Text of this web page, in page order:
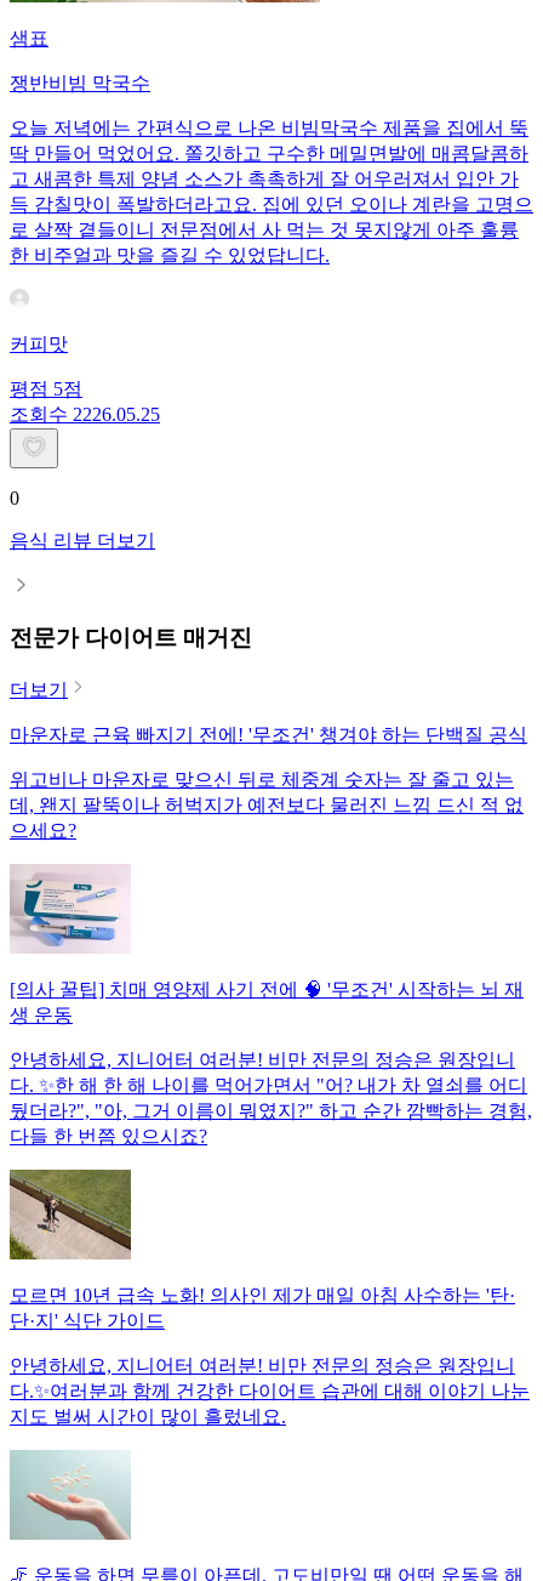
샘표
쟁반비빔 막국수
오늘 저녁에는 간편식으로 나온 비빔막국수 제품을 집에서 뚝
딱 만들어 먹었어요. 쫄깃하고 구수한 메밀면발에 매콤달콤하
고 새콤한 특제 양념 소스가 촉촉하게 잘 어우러져서 입안 가
득 감칠맛이 폭발하더라고요. 집에 있던 오이나 계란을 고명으
로 살짝 곁들이니 전문점에서 사 먹는 것 못지않게 아주 훌륭
한 비주얼과 맛을 즐길 수 있었답니다.
커피맛
평점 5점
조회수 2226.05.25
0
음식 리뷰 더보기
전문가 다이어트 매거진
더보기
마운자로 근육 빠지기 전에! '무조건' 챙겨야 하는 단백질 공식
위고비나 마운자로 맞으신 뒤로 체중계 숫자는 잘 줄고 있는
데, 왠지 팔뚝이나 허벅지가 예전보다 물러진 느낌 드신 적 없
으세요?
[의사 꿀팁] 치매 영양제 사기 전에 🧠 '무조건' 시작하는 뇌 재
생 운동
안녕하세요, 지니어터 여러분! 비만 전문의 정승은 원장입니
다. ✨한 해 한 해 나이를 먹어가면서 "어? 내가 차 열쇠를 어디
뒀더라?", "아, 그거 이름이 뭐였지?" 하고 순간 깜빡하는 경험,
다들 한 번쯤 있으시죠?
모르면 10년 급속 노화! 의사인 제가 매일 아침 사수하는 '탄·
단·지' 식단 가이드
안녕하세요, 지니어터 여러분! 비만 전문의 정승은 원장입니
다.✨여러분과 함께 건강한 다이어트 습관에 대해 이야기 나눈
지도 벌써 시간이 많이 흘렀네요.
🦵 운동을 하면 무릎이 아픈데, 고도비만일 땐 어떤 운동을 해